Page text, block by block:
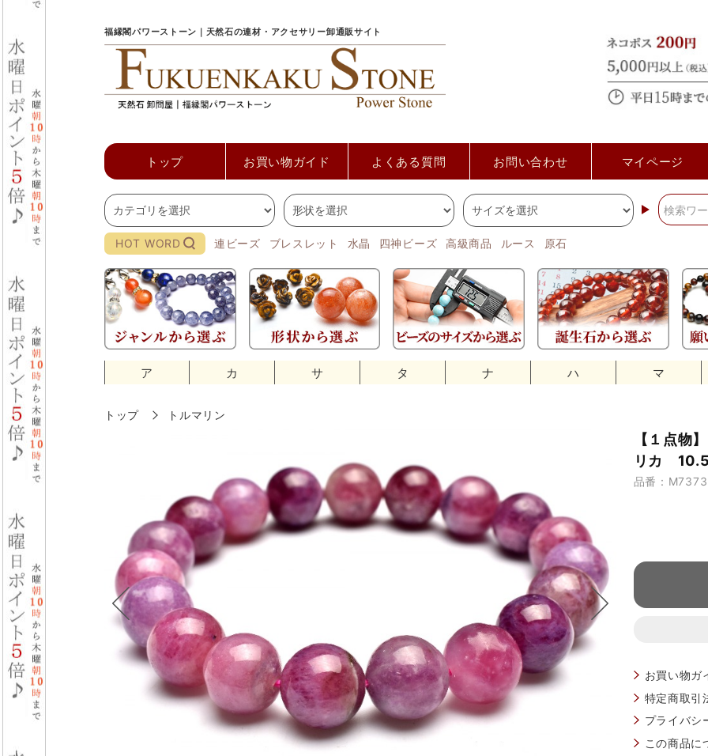
福縁閣パワーストーン｜天然石の連材・アクセサリー卸通販サイト
トップ お買い物ガイド よくある質問 お問い合わせ マイページ
HOT WORD 連ビーズ ブレスレット 水晶 四神ビーズ 高級商品 ルース 原石
ア カ サ タ ナ ハ マ
トップ トルマリン
【１点物
リカ
品番：M7373
お買い物ガ
特定商取引
プライバシ
この商品に